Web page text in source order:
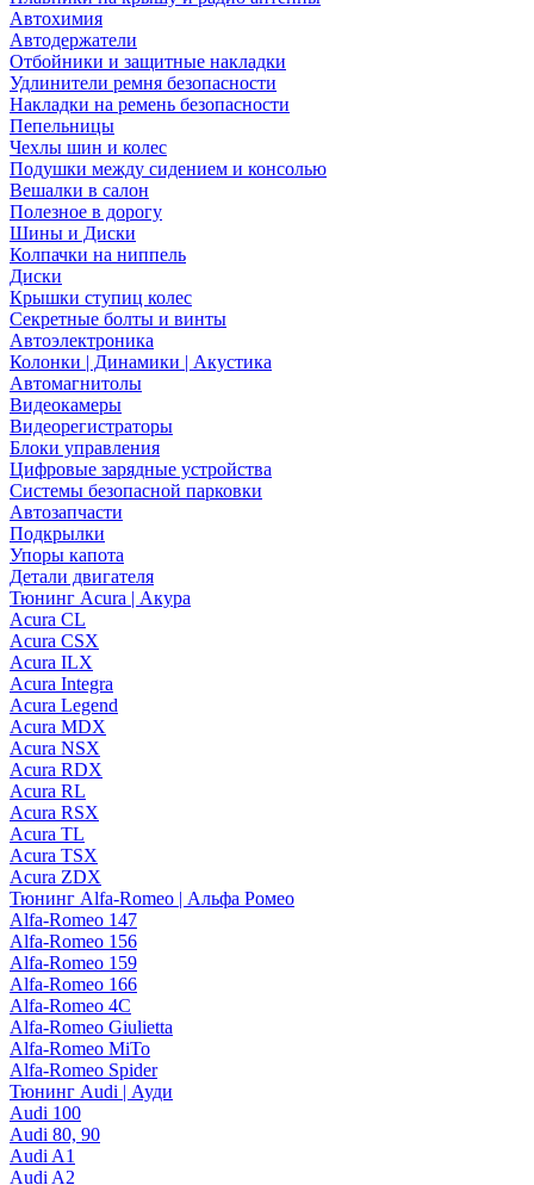
Автохимия
Автодержатели
Отбойники и защитные накладки
Удлинители ремня безопасности
Накладки на ремень безопасности
Пепельницы
Чехлы шин и колес
Подушки между сидением и консолью
Вешалки в салон
Полезное в дорогу
Шины и Диски
Колпачки на ниппель
Диски
Крышки ступиц колес
Секретные болты и винты
Автоэлектроника
Колонки | Динамики | Акустика
Автомагнитолы
Видеокамеры
Видеорегистраторы
Блоки управления
Цифровые зарядные устройства
Системы безопасной парковки
Автозапчасти
Подкрылки
Упоры капота
Детали двигателя
Тюнинг Acura | Акура
Acura CL
Acura CSX
Acura ILX
Acura Integra
Acura Legend
Acura MDX
Acura NSX
Acura RDX
Acura RL
Acura RSX
Acura TL
Acura TSX
Acura ZDX
Тюнинг Alfa-Romeo | Альфа Ромео
Alfa-Romeo 147
Alfa-Romeo 156
Alfa-Romeo 159
Alfa-Romeo 166
Alfa-Romeo 4C
Alfa-Romeo Giulietta
Alfa-Romeo MiTo
Alfa-Romeo Spider
Тюнинг Audi | Ауди
Audi 100
Audi 80, 90
Audi A1
Audi A2